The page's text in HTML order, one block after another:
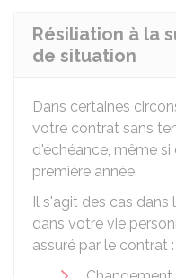
Résiliation à la
de situation
Dans certaines
votre contrat sans
d'échéance, même
première année.
Il s'agit des cas
dans votre vie
assuré par le contrat :